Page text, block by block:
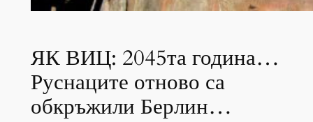
ЯК ВИЦ: 2045та година…
Руснаците отново са
обкръжили Берлин…